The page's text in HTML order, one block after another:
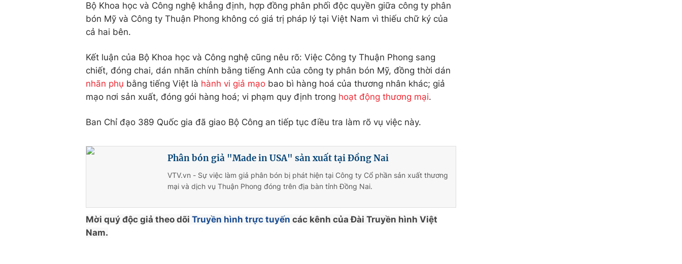
Bộ Khoa học và Công nghệ khẳng định, hợp đồng phân phối độc quyền giữa công ty phân
bón Mỹ và Công ty Thuận Phong không có giá trị pháp lý tại Việt Nam vì thiếu chữ ký của
cả hai bên.
Kết luận của Bộ Khoa học và Công nghệ cũng nêu rõ: Việc Công ty Thuận Phong sang
chiết, đóng chai, dán nhãn chính bằng tiếng Anh của công ty phân bón Mỹ, đồng thời dán
nhãn phụ bằng tiếng Việt là hành vi giả mạo bao bì hàng hoá của thương nhân khác; giả
mạo nơi sản xuất, đóng gói hàng hoá; vi phạm quy định trong hoạt động thương mại.
Ban Chỉ đạo 389 Quốc gia đã giao Bộ Công an tiếp tục điều tra làm rõ vụ việc này.
Phân bón giả "Made in USA" sản xuất tại Đồng Nai
VTV.vn - Sự việc làm giả phân bón bị phát hiện tại Công ty Cổ phần sản xuất thương
mại và dịch vụ Thuận Phong đóng trên địa bàn tỉnh Đồng Nai.
Mời quý độc giả theo dõi Truyền hình trực tuyến các kênh của Đài Truyền hình Việt
Nam.